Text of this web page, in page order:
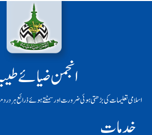
انجمن ضیائے
اسلامی تعلیمات کی بڑھتی ہوئی ضرورت اور سمٹتے ہوئے ذرائع ہر
خدمات